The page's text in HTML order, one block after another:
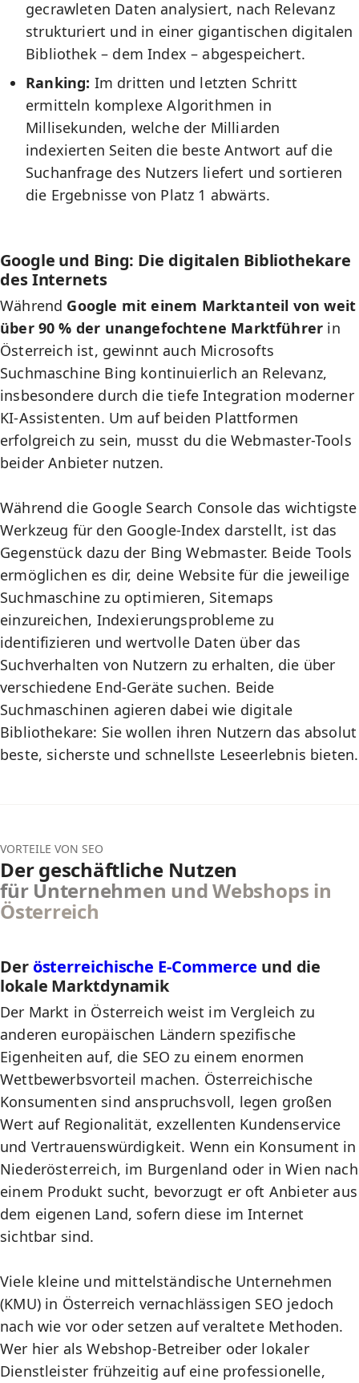
gecrawleten Daten analysiert, nach Relevanz
strukturiert und in einer gigantischen digitalen
Bibliothek – dem Index – abgespeichert.
Ranking: Im dritten und letzten Schritt
ermitteln komplexe Algorithmen in
Millisekunden, welche der Milliarden
indexierten Seiten die beste Antwort auf die
Suchanfrage des Nutzers liefert und sortieren
die Ergebnisse von Platz 1 abwärts.
Google und Bing: Die digitalen Bibliothekare
des Internets
Während Google mit einem Marktanteil von weit
über 90 % der unangefochtene Marktführer in
Österreich ist, gewinnt auch Microsofts
Suchmaschine Bing kontinuierlich an Relevanz,
insbesondere durch die tiefe Integration moderner
KI-Assistenten. Um auf beiden Plattformen
erfolgreich zu sein, musst du die Webmaster-Tools
beider Anbieter nutzen.
Während die Google Search Consoledas wichtigste
Werkzeug für den Google-Index darstellt, ist das
Gegenstück dazu der Bing Webmaster. Beide Tools
ermöglichen es dir, deine Website für die jeweilige
Suchmaschine zu optimieren, Sitemaps
einzureichen, Indexierungsprobleme zu
identifizieren und wertvolle Daten über das
Suchverhalten von Nutzern zu erhalten, die über
verschiedene End-Geräte suchen. Beide
Suchmaschinen agieren dabei wie digitale
Bibliothekare: Sie wollen ihren Nutzern das absolut
beste, sicherste und schnellste Leseerlebnis bieten.
VORTEILE VON SEO
Der geschäftliche Nutzen
für Unternehmen und Webshops in
Österreich
Der österreichische E-Commerce und die
lokale Marktdynamik
Der Markt in Österreich weist im Vergleich zu
anderen europäischen Ländern spezifische
Eigenheiten auf, die SEO zu einem enormen
Wettbewerbsvorteil machen. Österreichische
Konsumenten sind anspruchsvoll, legen großen
Wert auf Regionalität, exzellenten Kundenservice
und Vertrauenswürdigkeit. Wenn ein Konsument in
Niederösterreich, im Burgenland oder in Wien nach
einem Produkt sucht, bevorzugt er oft Anbieter aus
dem eigenen Land, sofern diese im Internet
sichtbar sind.
Viele kleine und mittelständische Unternehmen
(KMU) in Österreich vernachlässigen SEO jedoch
nach wie vor oder setzen auf veraltete Methoden.
Wer hier als Webshop-Betreiber oder lokaler
Dienstleister frühzeitig auf eine professionelle,